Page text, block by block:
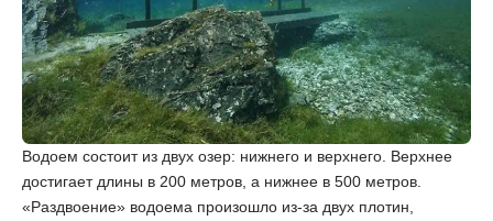
Водоем состоит из двух озер: нижнего и верхнего. Верхнее
достигает длины в 200 метров, а нижнее в 500 метров.
«Раздвоение» водоема произошло из-за двух плотин,